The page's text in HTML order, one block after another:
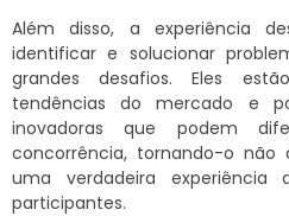
Além disso, a experiência
identificar e solucionar
grandes desafios. Eles
tendências do mercado e
inovadoras que podem
concorrência, tornando-o não
uma verdadeira experiência
participantes.